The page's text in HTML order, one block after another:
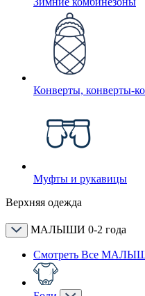
Конверты, конверты-
Муфты и рукавицы
Верхняя одежда
МАЛЫШИ 0-2 года
Смотреть Все